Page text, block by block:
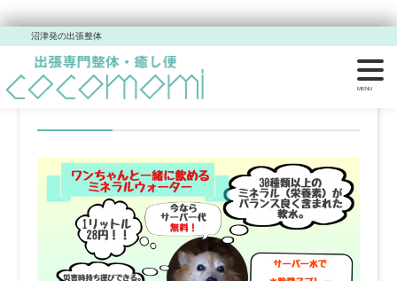
沼津発の出張整体
コロナ対策スプレーリニュ
ーアルしました。